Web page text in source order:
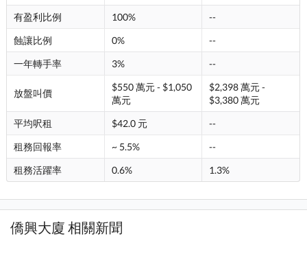
有盈利比例
100%
--
蝕讓比例
0%
--
一年轉手率
3% --
放盤叫價
$550 萬元 - $1,050
萬元
$2,398 萬元 -
$3,380 萬元
平均呎租
$42.0 元
--
租務回報率
~ 5.5%
--
租務活躍率
0.6% 1.3%
僑興大廈 相關新聞